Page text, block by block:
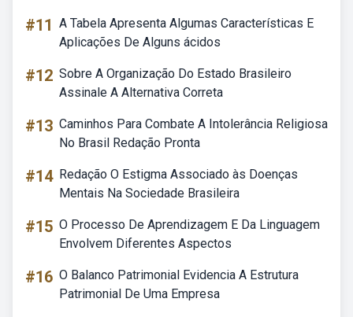
#11 A Tabela Apresenta Algumas Características E
Aplicações De Alguns ácidos
#12 Sobre A Organização Do Estado Brasileiro
Assinale A Alternativa Correta
#13 Caminhos Para Combate A Intolerância Religiosa
No Brasil Redação Pronta
#14 Redação O Estigma Associado às Doenças
Mentais Na Sociedade Brasileira
#15 O Processo De Aprendizagem E Da Linguagem
Envolvem Diferentes Aspectos
#16 O Balanco Patrimonial Evidencia A Estrutura
Patrimonial De Uma Empresa